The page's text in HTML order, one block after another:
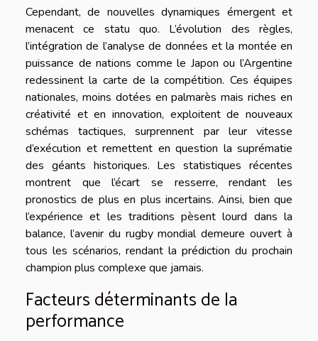
Cependant, de nouvelles dynamiques émergent et
menacent ce statu quo. L’évolution des règles,
l’intégration de l’analyse de données et la montée en
puissance de nations comme le Japon ou l’Argentine
redessinent la carte de la compétition. Ces équipes
nationales, moins dotées en palmarès mais riches en
créativité et en innovation, exploitent de nouveaux
schémas tactiques, surprennent par leur vitesse
d’exécution et remettent en question la suprématie
des géants historiques. Les statistiques récentes
montrent que l’écart se resserre, rendant les
pronostics de plus en plus incertains. Ainsi, bien que
l’expérience et les traditions pèsent lourd dans la
balance, l’avenir du rugby mondial demeure ouvert à
tous les scénarios, rendant la prédiction du prochain
champion plus complexe que jamais.
Facteurs déterminants de la
performance